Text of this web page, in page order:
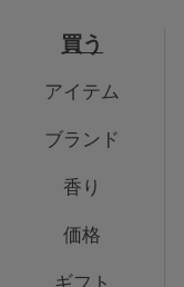
買う
アイテム
ブランド
香り
価格